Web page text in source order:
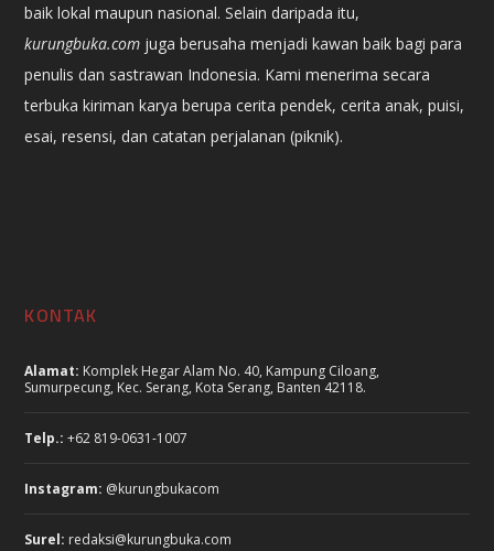
baik lokal maupun nasional. Selain daripada itu,
kurungbuka.com juga berusaha menjadi kawan baik bagi para
penulis dan sastrawan Indonesia. Kami menerima secara
terbuka kiriman karya berupa cerita pendek, cerita anak, puisi,
esai, resensi, dan catatan perjalanan (piknik).
KONTAK
Alamat: Komplek Hegar Alam No. 40, Kampung Ciloang,
Sumurpecung, Kec. Serang, Kota Serang, Banten 42118.
Telp.: +62 819-0631-1007
Instagram: @kurungbukacom
Surel: redaksi@kurungbuka.com